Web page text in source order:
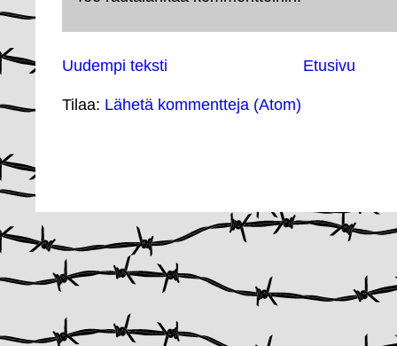
Uudempi teksti Etusivu
Tilaa: Lähetä kommentteja (Atom)